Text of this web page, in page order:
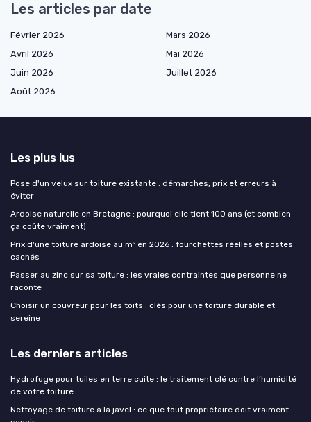
Les articles par date
Février 2026
Mars 2026
Avril 2026
Mai 2026
Juin 2026
Juillet 2026
Août 2026
Les plus lus
Pose d'un velux sur toiture existante : démarches, prix et erreurs à
éviter
Ardoise naturelle en Bretagne : pourquoi elle tient 100 ans (et combien
ça coûte vraiment)
Prix d'une toiture ardoise au m² en 2026 : fourchettes réelles et postes
cachés
Passer au zinc sur sa toiture : les vraies contraintes que personne ne
raconte
Choisir un couvreur pour les toits : clés pour une toiture durable et
sereine
Les derniers articles
Hydrofuge pour tuiles en terre cuite : le traitement clé contre l’humidité
de votre toiture
Nettoyage de toiture à la javel : ce que tout propriétaire doit vraiment